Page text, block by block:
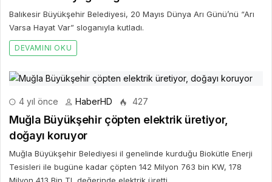
Balıkesir Büyükşehir Belediyesi, 20 Mayıs Dünya Arı Günü’nü “Arı
Varsa Hayat Var” sloganıyla kutladı.
DEVAMINI OKU
4 yıl önce HaberHD 427
Muğla Büyükşehir çöpten elektrik üretiyor,
doğayı koruyor
Muğla Büyükşehir Belediyesi il genelinde kurduğu Biokütle Enerji
Tesisleri ile bugüne kadar çöpten 142 Milyon 763 bin KW, 178